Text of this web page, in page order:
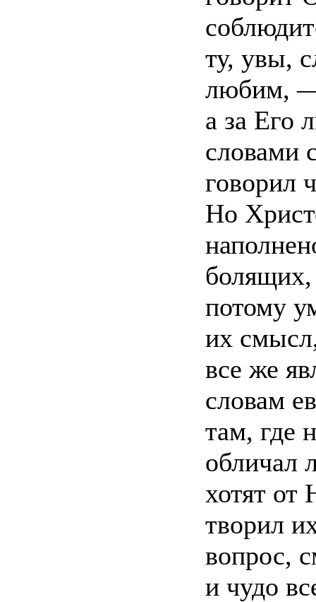
ту, увы,
любим, —
а за Его
словами
говорил
Но
потому
их
все же
словам
там, где
обличал
хотят от
творил
вопрос,
и чудо